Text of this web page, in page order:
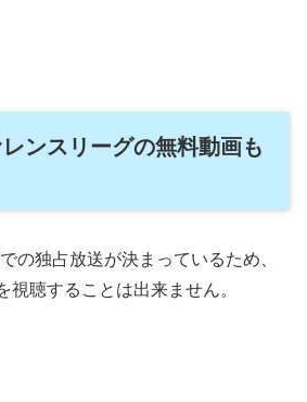
ンスリーグの無料動画も
の独占放送が決まっているため、
視聴することは出来ません。